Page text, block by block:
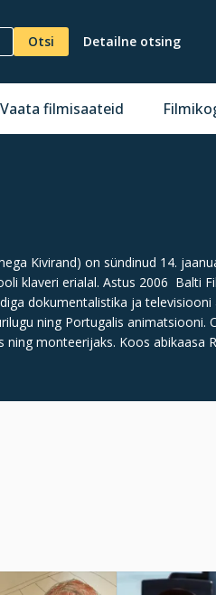
Otsi Detailne otsing
Vaata filmisaateid
Kivirand) on sündinud 14.
klaveri erialal. Astus 2006 Balti
dokumentalistika ja
ning Portugalis animatsiooni.
monteerijaks. Koos abikaasa